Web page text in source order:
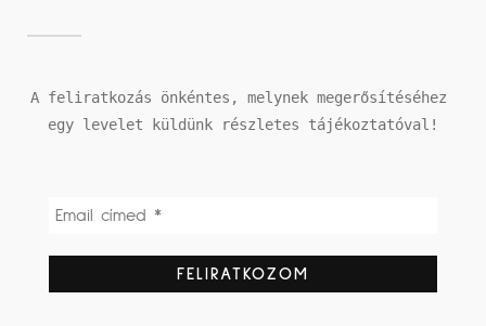
A feliratkozás önkéntes, melynek megerősítéséhez
egy levelet küldünk részletes tájékoztatóval!